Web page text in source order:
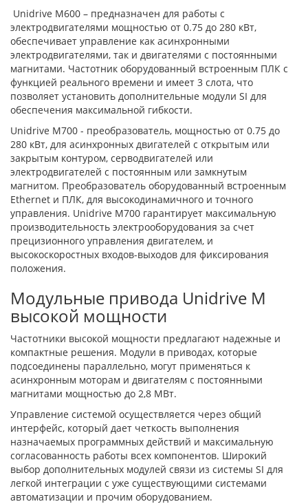
Unidrive M600 – предназначен для работы с
электродвигателями мощностью от 0.75 до 280 кВт,
обеспечивает управление как асинхронными
электродвигателями, так и двигателями с постоянными
магнитами. Частотник оборудованный встроенным ПЛК с
функцией реального времени и имеет 3 слота, что
позволяет установить дополнительные модули SI для
обеспечения максимальной гибкости.
Unidrive M700 - преобразователь, мощностью от 0.75 до
280 кВт, для асинхронных двигателей с открытым или
закрытым контуром, серводвигателей или
электродвигателей с постоянным или замкнутым
магнитом. Преобразователь оборудованный встроенным
Ethernet и ПЛК, для высокодинамичного и точного
управления. Unidrive M700 гарантирует максимальную
производительность электрооборудования за счет
прецизионного управления двигателем, и
высокоскоростных входов-выходов для фиксирования
положения.
Модульные привода Unidrive M
высокой мощности
Частотники высокой мощности предлагают надежные и
компактные решения. Модули в приводах, которые
подсоединены параллельно, могут применяться к
асинхронным моторам и двигателям с постоянными
магнитами мощностью до 2,8 МВт.
Управление системой осуществляется через общий
интерфейс, который дает четкость выполнения
назначаемых программных действий и максимальную
согласованность работы всех компонентов. Широкий
выбор дополнительных модулей связи из системы SI для
легкой интеграции с уже существующими системами
автоматизации и прочим оборудованием.